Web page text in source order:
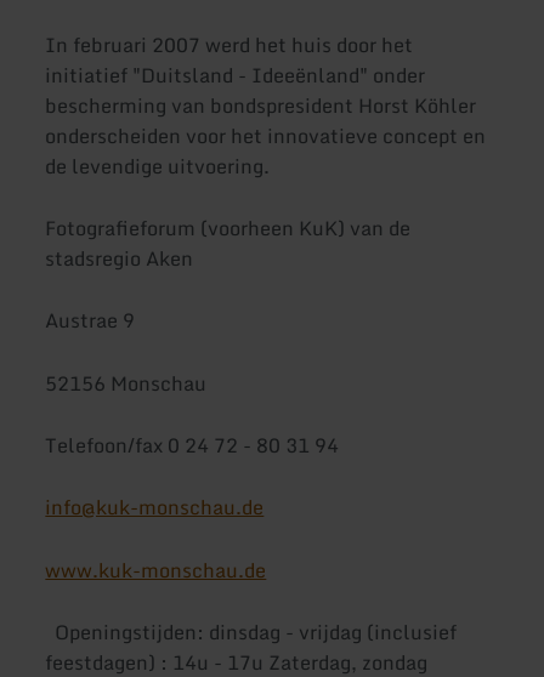
In februari 2007 werd het huis door het
initiatief "Duitsland - Ideeënland" onder
bescherming van bondspresident Horst Köhler
onderscheiden voor het innovatieve concept en
de levendige uitvoering.
Fotografieforum (voorheen KuK) van de
stadsregio Aken
Austrae 9
52156 Monschau
Telefoon/fax 0 24 72 - 80 31 94
info@kuk-monschau.de
www.kuk-monschau.de
Openingstijden: dinsdag - vrijdag (inclusief
feestdagen) : 14u - 17u Zaterdag, zondag